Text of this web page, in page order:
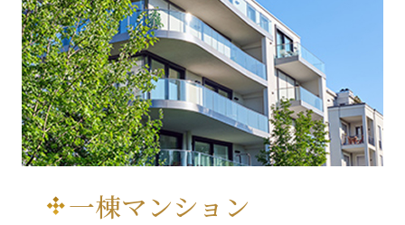
一棟マンション